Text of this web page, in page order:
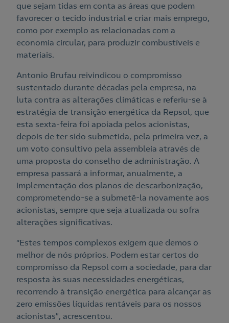
que sejam tidas em conta as áreas que podem
favorecer o tecido industrial e criar mais emprego,
como por exemplo as relacionadas com a
economia circular, para produzir combustíveis e
materiais.
Antonio Brufau reivindicou o compromisso
sustentado durante décadas pela empresa, na
luta contra as alterações climáticas e referiu-se à
estratégia de transição energética da Repsol, que
esta sexta-feira foi apoiada pelos acionistas,
depois de ter sido submetida, pela primeira vez, a
um voto consultivo pela assembleia através de
uma proposta do conselho de administração. A
empresa passará a informar, anualmente, a
implementação dos planos de descarbonização,
comprometendo-se a submetê-la novamente aos
acionistas, sempre que seja atualizada ou sofra
alterações significativas.
“Estes tempos complexos exigem que demos o
melhor de nós próprios. Podem estar certos do
compromisso da Repsol com a sociedade, para dar
resposta às suas necessidades energéticas,
recorrendo à transição energética para alcançar as
zero emissões líquidas rentáveis para os nossos
acionistas”, acrescentou.